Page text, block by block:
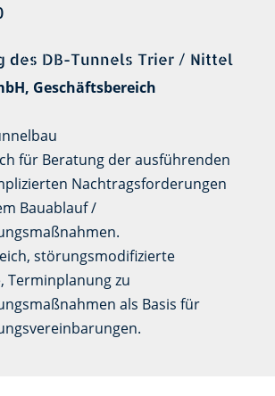
des DB-Tunnels Trier / Nittel
Geschäftsbereich
für Beratung der ausführenden
Nachtragsforderungen
Bauablauf /
störungsmodifizierte
Terminplanung zu
als Basis für